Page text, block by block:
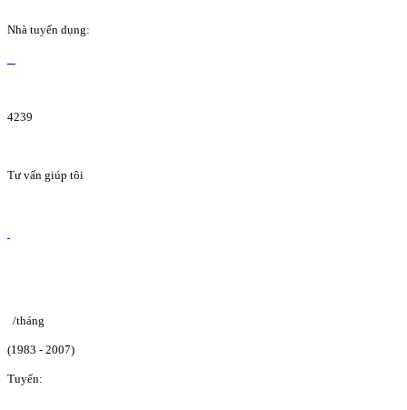
Nhà tuyển dụng:
4239
Tư vấn giúp tôi
/tháng
(1983 - 2007)
Tuyển: